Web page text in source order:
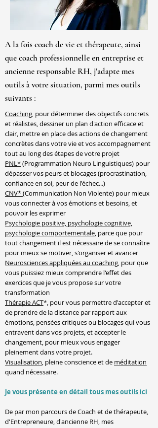
A la fois coach de vie et thérapeute, ainsi
que coach professionnelle en entreprise et
ancienne responsable RH, j'adapte mes
outils à votre situation, parmi mes outils
suivants :
Coaching, pour déterminer des objectifs concrets
et réalistes, dessiner un plan d'action efficace et
clair, mettre en place des actions de changement
concrètes dans votre vie et vos accompagnement
tout au long des étapes de votre projet
PNL*(Programmation Neuro Linguistiques) pour
dépasser vos peurs et blocages (procrastination,
confiance en soi, peur de l'échec...)
CNV*(Communication Non Violente) pour mieux
vous connecter à vos émotions et besoins, et
pouvoir les exprimer
Psychologie positive, psychologie cognitive,
psychologie comportementale, parce que pour
tout changement il est nécessaire de se connaître
pour mieux se motiver, s'organiser et avancer
Neurosciences appliquées au coaching, pour que
vous puissiez mieux comprendre l'effet des
exercices que je vous propose sur votre
transformation
Thérapie ACT*, pour vous permettre d'accepter et
de prendre de la distance par rapport aux
émotions, pensées critiques ou blocages qui vous
entravent dans vos projets, et accepter le
changement, pour mieux vous engager
pleinement dans votre projet.
Visualisation, pleine conscience et de méditation
quand nécessaire.
Je vous présente en détail tous mes outils ici
De par mon parcours de Coach et de thérapeute,
d'Entrepreneure, d'ancienne RH, mes